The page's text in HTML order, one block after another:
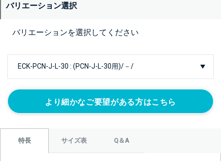
バリエーション選択
バリエーションを選択してください
より細かなご要望がある方はこちら
特長 サイズ表 Q＆A